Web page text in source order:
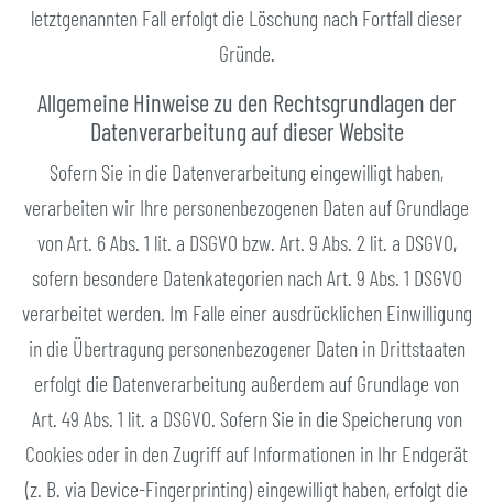
letztgenannten Fall erfolgt die Löschung nach Fortfall dieser
Gründe.
Allgemeine Hinweise zu den Rechtsgrundlagen der
Datenverarbeitung auf dieser Website
Sofern Sie in die Datenverarbeitung eingewilligt haben,
verarbeiten wir Ihre personenbezogenen Daten auf Grundlage
von Art. 6 Abs. 1 lit. a DSGVO bzw. Art. 9 Abs. 2 lit. a DSGVO,
sofern besondere Datenkategorien nach Art. 9 Abs. 1 DSGVO
verarbeitet werden. Im Falle einer ausdrücklichen Einwilligung
in die Übertragung personenbezogener Daten in Drittstaaten
erfolgt die Datenverarbeitung außerdem auf Grundlage von
Art. 49 Abs. 1 lit. a DSGVO. Sofern Sie in die Speicherung von
Cookies oder in den Zugriff auf Informationen in Ihr Endgerät
(z. B. via Device-Fingerprinting) eingewilligt haben, erfolgt die